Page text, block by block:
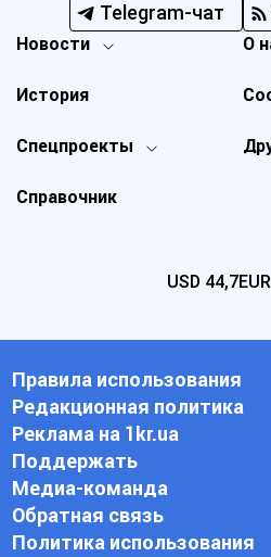
Telegram-чат
Новости
Спецпроекты
История
О
Справочник
USD 44,7EUR
Правила использования
Редакционная политика
Реклама на 1kr.ua
Поддержать
Медиа-команда
Обратная связь
Политика использования